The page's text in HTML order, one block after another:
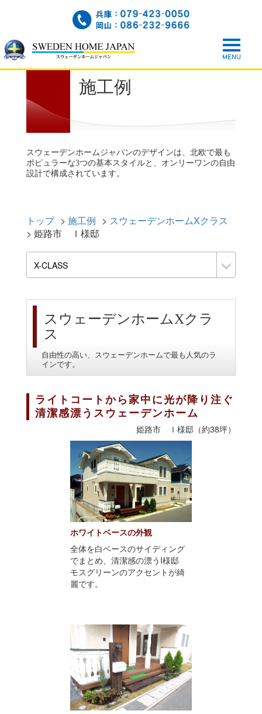
施工例
スウェーデンホームジャパンのデザインは、北欧で最も
ポピュラーな3つの基本スタイルと、オンリーワンの自由
設計で構成されています。
トップ > 施工例 > スウェーデンホームXクラス
> 姫路市 Ｉ様邸
スウェーデンホームXクラ
ス
自由性の高い、スウェーデンホームで最も人気のラ
インです。
ライトコートから家中に光が降り注ぐ
清潔感漂うスウェーデンホーム
姫路市 Ｉ様邸（約38坪）
ホワイトベースの外観
全体を白ベースのサイディング
でまとめ、清潔感の漂うI様邸
モスグリーンのアクセントが綺
麗です。